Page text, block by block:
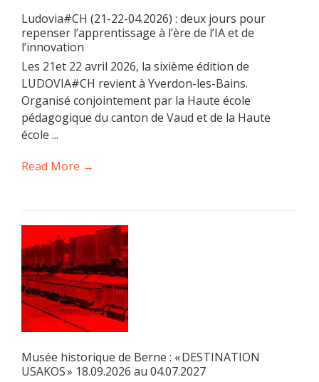
Ludovia#CH (21-22-04.2026) : deux jours pour
repenser l’apprentissage à l’ère de l’IA et de
l’innovation
Les 21et 22 avril 2026, la sixième édition de
LUDOVIA#CH revient à Yverdon-les-Bains.
Organisé conjointement par la Haute école
pédagogique du canton de Vaud et de la Haute
école ...
Read More →
Musée historique de Berne : « DESTINATION
USAKOS » 18.09.2026 au 04.07.2027